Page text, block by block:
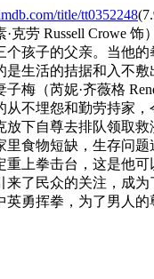
title/tt0352248
克劳 Russell Crowe 饰
个孩子的父亲。当他的
生活的拮据和入不敷
梅（芮妮·齐薇格
从不埋怨和勤劳持家，
放下自尊去排队领取救
食物短缺，生存问题
上拳击台，这是他可
来了民众的关注，成
英勇挥拳，为了男人的